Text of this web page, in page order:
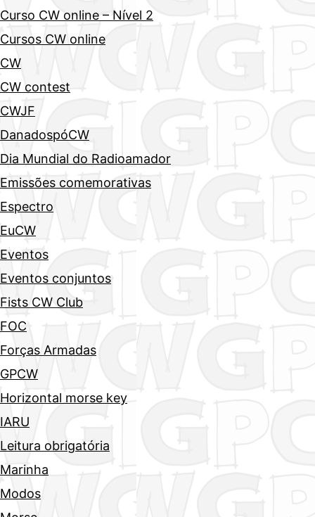
Curso CW online – Nível 2
Cursos CW online
CW
CW contest
CWJF
DanadospóCW
Dia Mundial do Radioamador
Emissões comemorativas
Espectro
EuCW
Eventos
Eventos conjuntos
Fists CW Club
FOC
Forças Armadas
GPCW
Horizontal morse key
IARU
Leitura obrigatória
Marinha
Modos